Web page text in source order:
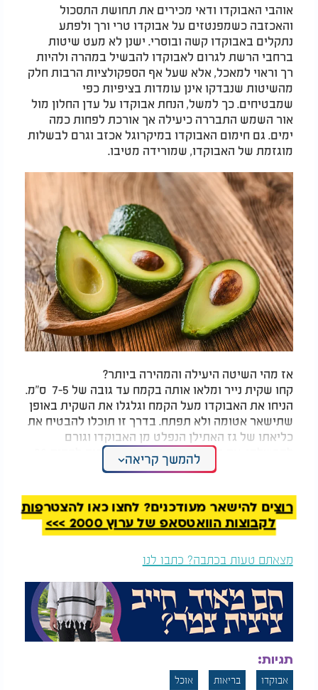
אוהבי האבוקדו ודאי מכירים את תחושת התסכול
והאכזבה כשמפנטזים על אבוקדו טרי ורך ולפתע
נתקלים באבוקדו קשה ובוסרי. ישנן לא מעט שיטות
ברחבי הרשת לגרום לאבוקדו להבשיל במהרה ולהיות
רך וראוי למאכל, אלא שעל אף הספקולציות הרבות חלק
מהשיטות שנבדקו אינן עומדות בציפיות כפי
שמבטיחים. כך למשל, הנחת אבוקדו על עדן החלון מול
אור השמש התבררה כיעילה אך אורכת לפחות כמה
ימים. גם חימום האבוקדו במיקרוגל אכזב וגרם לבשלות
מוגזמת של האבוקדו, שמורידה מטיבו.
אז מהי השיטה היעילה והמהירה ביותר?
קחו שקית נייר ומלאו אותה בקמח עד גובה של 7-5 ס"מ.
הניחו את האבוקדו מעל הקמח וגלגלו את השקית באופן
שתישאר אטומה ולא תפתח. בדרך זו תוכלו להבטיח את
כליאתו של גז האתילן הנפלט מן האבוקדו וגורם
שעות, ואם מדובר באבוקדו קשה במיוחד, מומלץ
המלצות נוספות
חיסון או מערכת החיסון?
הבאנו לפניכם את הדרך
הפשוטה כדי להיות
בריאים
מה יקרה לגופי אם
אפחית בכל יום כף מלח
במקום לשים קמח - ניתן לעשות את אותו הטריק גם עם
להמשך קריאה
רוצים להישאר מעודכנים? לחצו כאן להצטרפות
לקבוצות הוואטסאפ של ערוץ 2000 >>>
מצאתם טעות בכתבה? כתבו לנו
תגיות:
אבוקדו בריאות אוכל